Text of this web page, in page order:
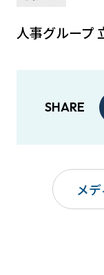
人事グループ
SHARE
メ